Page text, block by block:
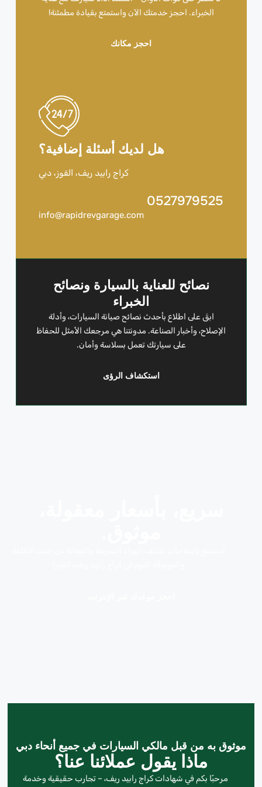
الخبراء. احجز خدمتك الآن واستمتع بقيادة مطمئنة!
احجز مكانك
هل لديك أسئلة إضافية؟
كراج رابيد ريف، القوز، دبي
0527979525
info@rapidrevgarage.com
نصائح للعناية بالسيارة ونصائح
الخبراء
ابقَ على اطلاع بأحدث نصائح صيانة السيارات، وأدلة
الإصلاح، وأخبار الصناعة. مدونتنا هي مرجعك الأمثل للحفاظ
على سيارتك تعمل بسلاسة وأمان.
استكشاف الرؤى
موثوق به من قبل مالكي السيارات في جميع أنحاء دبي
ماذا يقول عملائنا عنا؟
مرحبًا بكم في شهادات كراج رابيد ريف، – تجارب حقيقية وخدمة